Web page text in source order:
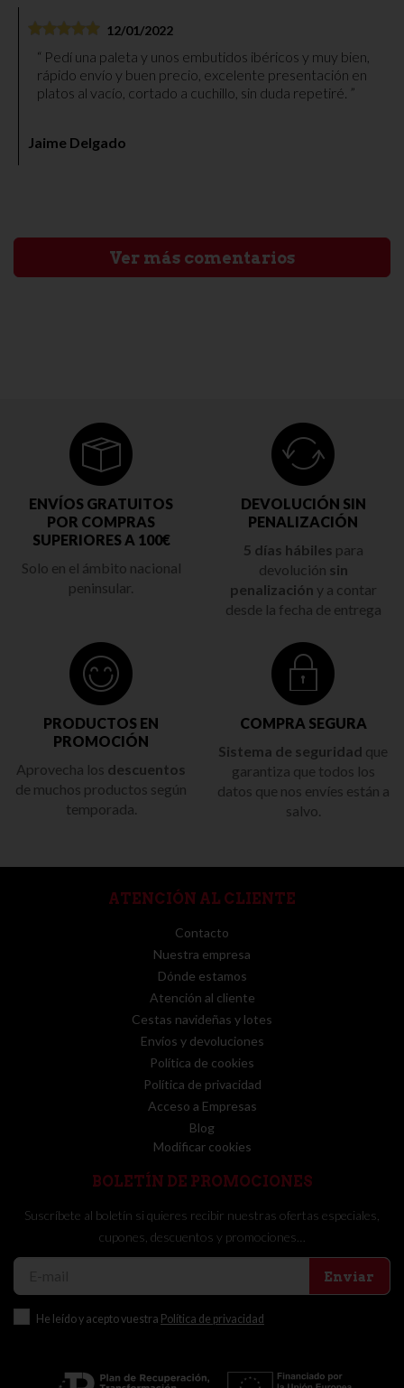
12/01/2022
rápido envío y buen precio, excelente presentación en
platos al vacío, cortado a cuchillo, sin duda repetiré.
Jaime Delgado
Ver más comentarios
ENVÍOS GRATUITOS
POR COMPRAS
SUPERIORES A 100€
Solo en el ámbito nacional
peninsular.
DEVOLUCIÓN SIN
PENALIZACIÓN
5 días hábiles para
devolución sin
penalización y a contar
desde la fecha de entrega
PRODUCTOS EN
PROMOCIÓN
Aprovecha los descuentos
de muchos productos según
temporada.
COMPRA SEGURA
Sistema de seguridad que
garantiza que todos los
datos que nos envíes están a
salvo.
ATENCIÓN AL CLIENTE
Contacto
Nuestra empresa
Dónde estamos
Atención al cliente
Cestas navideñas y lotes
Envíos y devoluciones
Política de cookies
Política de privacidad
Acceso a Empresas
Blog
Modificar cookies
BOLETÍN DE PROMOCIONES
Suscríbete al boletín si quieres recibir nuestras ofertas especiales,
cupones, descuentos y promociones…
Enviar
He leído y acepto vuestra Política de privacidad